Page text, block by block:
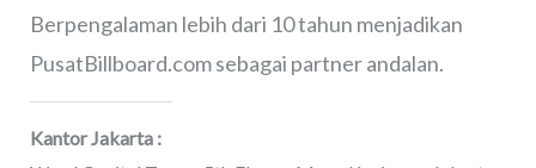
Berpengalaman lebih dari 10 tahun menjadikan
PusatBillboard.com sebagai partner andalan.
Kantor Jakarta :